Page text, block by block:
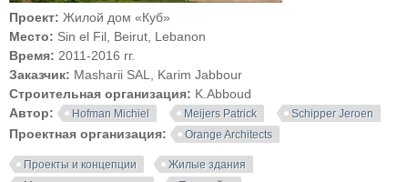
Проект: Жилой дом «Куб»
Место: Sin el Fil, Beirut, Lebanon
Время: 2011-2016 гг.
Заказчик: Masharii SAL, Karim Jabbour
Строительная организация: K.Abboud
Автор:
Hofman Michiel Meijers Patrick Schipper Jeroen
Проектная организация: Orange Architects
Проекты и концепции
Жилые здания